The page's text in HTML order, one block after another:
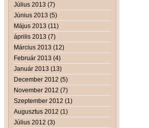
Július 2013 (7)
Június 2013 (5)
Május 2013 (11)
április 2013 (7)
Március 2013 (12)
Február 2013 (4)
Január 2013 (13)
December 2012 (5)
November 2012 (7)
Szeptember 2012 (1)
Augusztus 2012 (1)
Július 2012 (3)